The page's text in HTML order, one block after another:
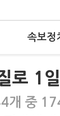
속보정
로 1
개 중